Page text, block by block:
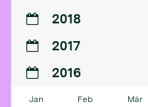
2018
2017
2016
Jan Feb Mär